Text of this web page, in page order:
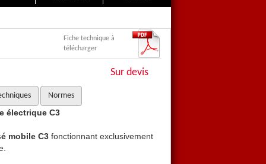
Fiche technique à
télécharger
Sur devis
Normes
électrique C3
mobile C3 fonctionnant exclusivement